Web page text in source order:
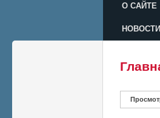
О САЙТЕ
Меню
НОВОСТИ
Вы